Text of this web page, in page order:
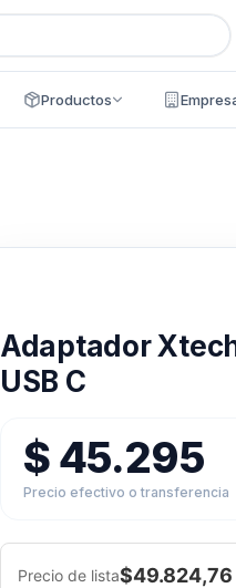
Productos
Adaptador
USB C
$45.295
Precio efectivo o transferencia
Precio de lista$49.824,76